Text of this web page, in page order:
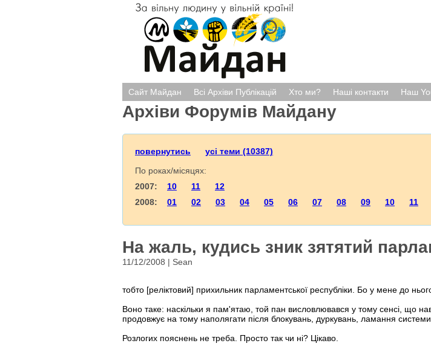
Сайт Майдан Всі Архіви Публікацій Хто ми? Наші контакти Наш
Архіви Форумів Майдану
повернутись
усі теми (10387)
По роках/місяцях:
2007: 10 11
12
2008: 01 02 03 04 05 06 07 08 09 10 11
На жаль, кудись зник зятятий
11/12/2008 | Sean
тобто [реліктовий] прихильник парламентської республіки. Бо у мене до
Воно таке: наскільки я пам'ятаю, той пан висловлювався у тому сенсі, що
продовжує на тому наполягати після блокувань, дуркувань, ламання
Розлогих пояснень не треба. Просто так чи ні? Цікаво.